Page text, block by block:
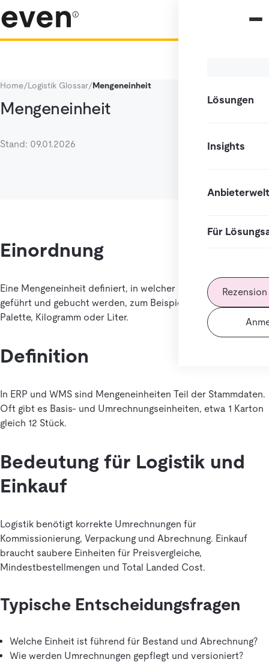
Lösungen
Insights
Anbieterwelt
Für
Home/Logistik Glossar/Mengeneinheit
Mengeneinheit
Stand: 09.01.2026
Einordnung
Eine Mengeneinheit definiert, in welcher Einheit Mengen
geführt und gebucht werden, zum Beispiel Stück, Karton,
Palette, Kilogramm oder Liter.
Definition
In ERP und WMS sind Mengeneinheiten Teil der Stammdaten.
Oft gibt es Basis- und Umrechnungseinheiten, etwa 1 Karton
gleich 12 Stück.
Bedeutung für Logistik und
Einkauf
Logistik benötigt korrekte Umrechnungen für
Kommissionierung, Verpackung und Abrechnung. Einkauf
braucht saubere Einheiten für Preisvergleiche,
Mindestbestellmengen und Total Landed Cost.
Typische Entscheidungsfragen
Welche Einheit ist führend für Bestand und Abrechnung?
Wie werden Umrechnungen gepflegt und versioniert?